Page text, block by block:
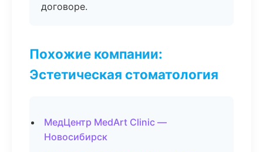
договоре.
Похожие компании:
Эстетическая стоматология
МедЦентр MedArt Clinic —
Новосибирск